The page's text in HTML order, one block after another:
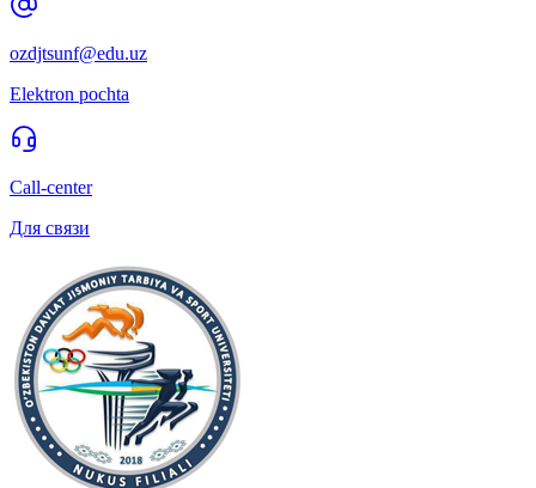
ozdjtsunf@edu.uz
Elektron pochta
Call-center
Для связи